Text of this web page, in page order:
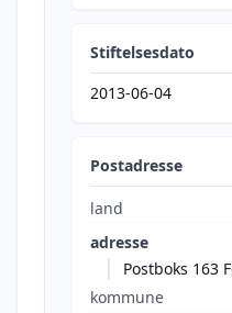
Stiftelsesdato
2013-06-04
Postadresse
land
adresse
Postboks 163
kommune